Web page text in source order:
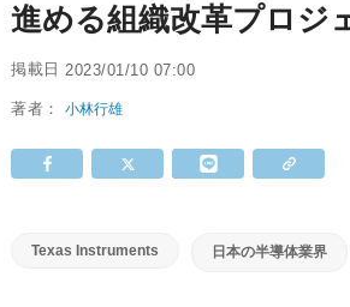
進める組織改革プロジ
掲載日 2023/01/10 07:00
著者：小林行雄
Texas Instruments 日本の半導体業界